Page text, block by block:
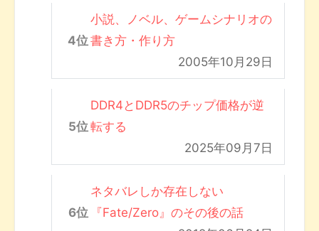
小説、ノベル、ゲームシナリオの
書き方・作り方
2005年10月29日
DDR4とDDR5のチップ価格が逆
転する
2025年09月7日
ネタバレしか存在しない
『Fate/Zero』のその後の話